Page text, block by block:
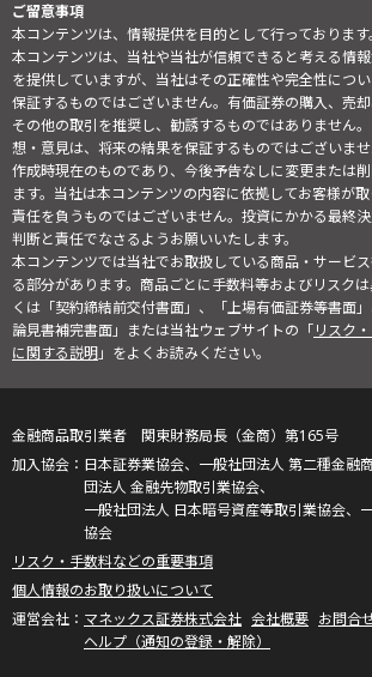
ご留意事項
本コンテンツは、情報提供を目的として行っております。
本コンテンツは、当社や当社が信頼できると考える情
を提供していますが、当社はその正確性や完全性につ
保証するものではございません。有価証券の購入、売却
その他の取引を推奨し、勧誘するものではありません
想・意見は、将来の結果を保証するものではございま
作成時現在のものであり、今後予告なしに変更または
ます。当社は本コンテンツの内容に依拠してお客様が
責任を負うものではございません。投資にかかる最終
判断と責任でなさるようお願いいたします。
本コンテンツでは当社でお取扱している商品・サービ
る部分があります。商品ごとに手数料等およびリスク
くは「契約締結前交付書面」、「上場有価証券等書面
論見書補完書面」または当社ウェブサイトの「リスク
に関する説明」をよくお読みください。
金融商品取引業者 関東財務局長（金商）第165号
日本証券業協会、一般社団法人 第二種金融
団法人 金融先物取引業協会、
一般社団法人 日本暗号資産等取引業協会、
協会
リスク・手数料などの重要事項
個人情報のお取り扱いについて
マネックス証券株式会社 会社概要 お問合
ヘルプ（通知の登録・解除）